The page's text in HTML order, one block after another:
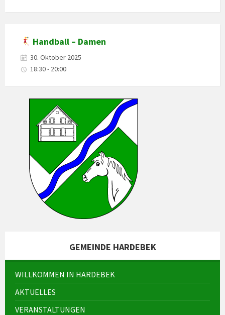
Handball – Damen
30. Oktober 2025
18:30 - 20:00
GEMEINDE HARDEBEK
WILLKOMMEN IN HARDEBEK
AKTUELLES
VERANSTALTUNGEN